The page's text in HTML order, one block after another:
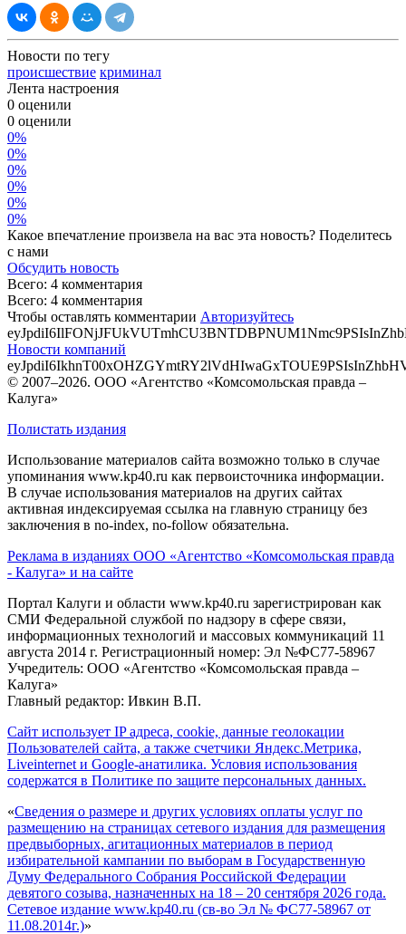
Новости по тегу
происшествие криминал
Лента настроения
0 оценили
0 оценили
0%
0%
0%
0%
0%
0%
Какое впечатление произвела на вас эта новость? Поделитесь
с нами
Обсудить новость
Всего: 4 комментария
Всего: 4 комментария
Чтобы оставлять комментарии Авторизуйтесь
Новости компаний
© 2007–2026. ООО «Агентство «Комсомольская правда –
Калуга»
Полистать издания
Использование материалов сайта возможно только в случае
упоминания www.kp40.ru как первоисточника информации.
В случае использования материалов на других сайтах
активная индексируемая ссылка на главную страницу без
заключения в no-index, no-follow обязательна.
Реклама в изданиях ООО «Агентство «Комсомольская правда
- Калуга» и на сайте
Портал Калуги и области www.kp40.ru зарегистрирован как
СМИ Федеральной службой по надзору в сфере связи,
информационных технологий и массовых коммуникаций 11
августа 2014 г. Регистрационный номер: Эл №ФС77-58967
Учредитель: ООО «Агентство «Комсомольская правда –
Калуга»
Главный редактор: Ивкин В.П.
Сайт использует IP адреса, cookie, данные геолокации
Пользователей сайта, а также счетчики Яндекс.Метрика,
Liveinternet и Google-анатилика. Условия использования
содержатся в Политике по защите персональных данных.
«Сведения о размере и других условиях оплаты услуг по
размещению на страницах сетевого издания для размещения
предвыборных, агитационных материалов в период
избирательной кампании по выборам в Государственную
Думу Федерального Собрания Российской Федерации
девятого созыва, назначенных на 18 – 20 сентября 2026 года.
Сетевое издание www.kp40.ru (св-во Эл № ФС77-58967 от
11.08.2014г.)»